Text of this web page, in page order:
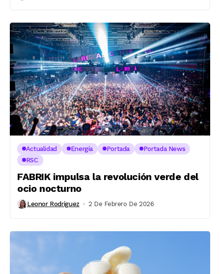
Actualidad Energía Portada
Portada News
RSC
FABRIK impulsa la revolución verde del
ocio nocturno
Leonor Rodríguez 2 De Febrero De 2026